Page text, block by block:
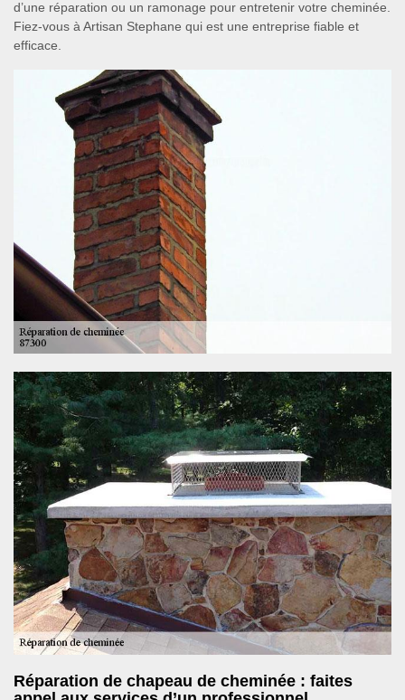
d’une réparation ou un ramonage pour entretenir votre cheminée.
Fiez-vous à Artisan Stephane qui est une entreprise fiable et
efficace.
Réparation de chapeau de cheminée : faites